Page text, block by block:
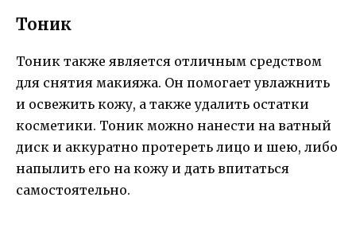
Тоник
Тоник также является отличным средством
для снятия макияжа. Он помогает увлажнить
и освежить кожу, а также удалить остатки
косметики. Тоник можно нанести на ватный
диск и аккуратно протереть лицо и шею, либо
напылить его на кожу и дать впитаться
самостоятельно.